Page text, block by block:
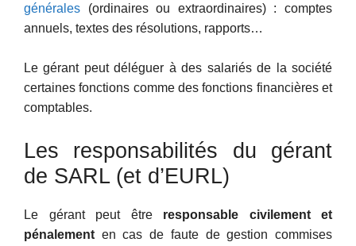
générales (ordinaires ou extraordinaires) : comptes
annuels, textes des résolutions, rapports…
Le gérant peut déléguer à des salariés de la société
certaines fonctions comme des fonctions financières et
comptables.
Les responsabilités du gérant
de SARL (et d’EURL)
Le gérant peut être responsable civilement et
pénalement en cas de faute de gestion commises